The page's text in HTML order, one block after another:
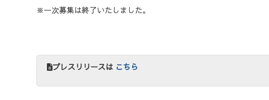
※一次募集は終了いたしました。
プレスリリースは こちら